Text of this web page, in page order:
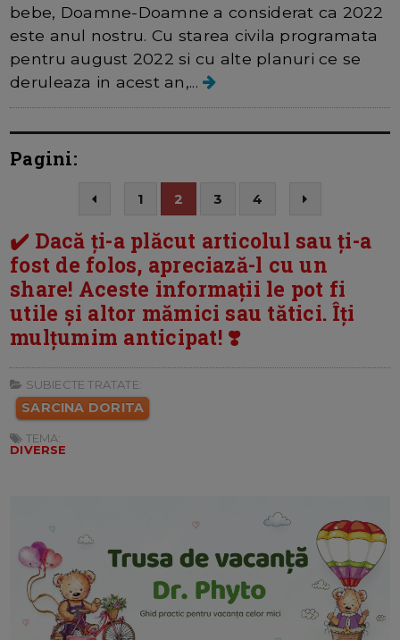
bebe, Doamne-Doamne a considerat ca 2022
este anul nostru. Cu starea civila programata
pentru august 2022 si cu alte planuri ce se
deruleaza in acest an,...
Pagini:
1 2 3 4
✔️ Dacă ți-a plăcut articolul sau ți-a
fost de folos, apreciază-l cu un
share! Aceste informații le pot fi
utile și altor mămici sau tătici. Îți
mulțumim anticipat! ❣️
SUBIECTE TRATATE:
SARCINA DORITA
TEMA:
DIVERSE